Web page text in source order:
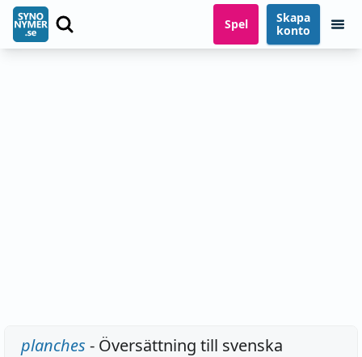
Spel
Skapa
konto
planches - Översättning till svenska